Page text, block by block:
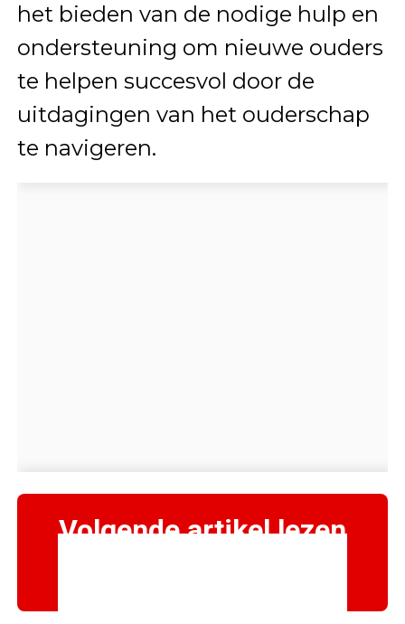
het bieden van de nodige hulp en
ondersteuning om nieuwe ouders
te helpen succesvol door de
uitdagingen van het ouderschap
te navigeren.
Volgende artikel lezen